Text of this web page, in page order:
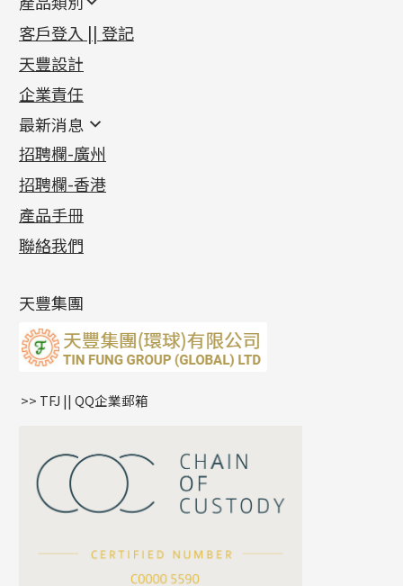
公司名稱
新產品
足金系列
足金配件
機織鏈系列
珠仔鏈
镶口链
管狀網鏈
十字車花鏈系列
十字閃O鏈系列
十字錘打鏈系列
側身車花鏈系列
側身鏈系列
雙十字鏈系列
水波鏈系列
蛇骨鏈系列
鏈尾系列
嘴唇鏈系列
S車花鏈系列
珍珠鏈系列
坦克鏈系列
滿天星鏈系列
方假繩鏈系列
首飾配件
耳環類配件
卷迫系列
螺絲迫系列
梅花迫系列
平臺迫系列
綫拍系列
美拍系列
耳環扣系列
耳綫/耳鈎系列
耳環爪頭
耳環
鏈類配件
動感車花吊墜
調節珠系列
生圈扣系列
龍蝦扣系列
鴨俐制系列
字母吊墜
相盒吊墜
項鏈吊墜
生肖吊墜
星座吊墜
珠扣
其他類配件
珠盤系列
袖口鈕系列
焊片及鐳射綫
空心車花管
珠類配件
無孔光身珠
空心光身珠
無孔批花珠
鑲口類
四爪頭系列
六爪頭系列
車花片
動感車花片
鑲口戒指
鑲口手鏈系列
首飾系列
手镯系列
戒指系列
空心耳環
空心车花管首饰链
空心手鐲系列
貴金屬原料
千足金
記憶金屬系列
記憶戒指
拉簧珠珠手鏈
記憶鈦手鐲
客戶登入 || 登記
天豐設計
企業責任
最新消息
最新消息
各項證書(2)
相片集(9)
展覽會資訊
最新產品資訊
招聘欄-廣州
招聘欄-香港
產品手冊
聯絡我們
天豐集團
>> TFJ || QQ企業郵箱